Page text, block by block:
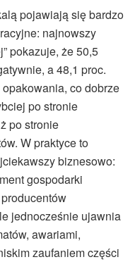
pojawiają się bardzo
najnowszy
pokazuje, że 50,5
a 48,1 proc.
co dobrze
po stronie
po stronie
W praktyce to
biznesowo:
gospodarki
jednocześnie ujawnia
awariami,
zaufaniem części